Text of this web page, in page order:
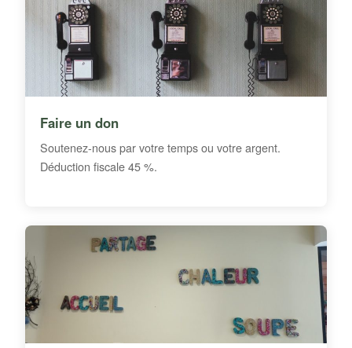
Faire un don
Soutenez-nous par votre temps ou votre argent.
Déduction fiscale 45 %.